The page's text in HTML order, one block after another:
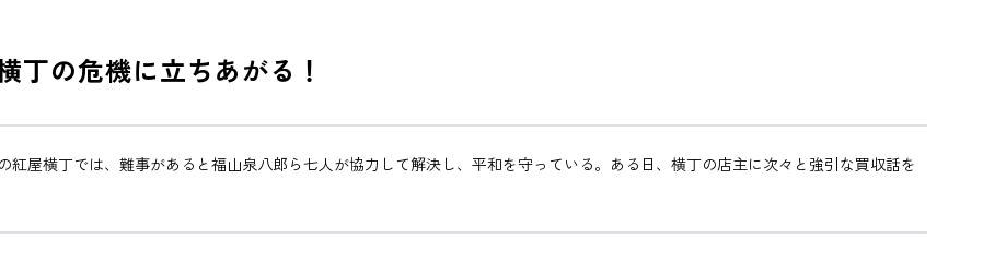
丁の危機に立ちあがる！
屋横丁では、難事があると福山泉八郎ら七人が協力して解決し、平和を守っている。ある日、横丁の店主に次々と強引な買収話を